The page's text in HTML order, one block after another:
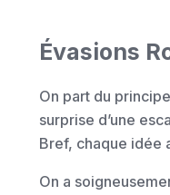
Évasions
On part du
surprise d’une
Bref, chaque idée
On a